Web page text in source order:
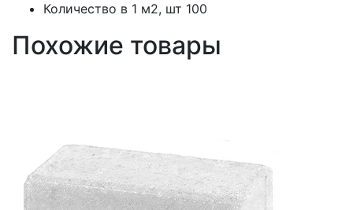
Количество в 1 м2, шт 100
Похожие товары